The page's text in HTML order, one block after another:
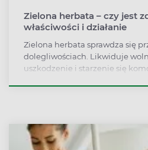
Zielona herbata – czy jest
właściwości i działanie
Zielona herbata sprawdza się
dolegliwościach. Likwiduje
uszkodzenie i starzenie się